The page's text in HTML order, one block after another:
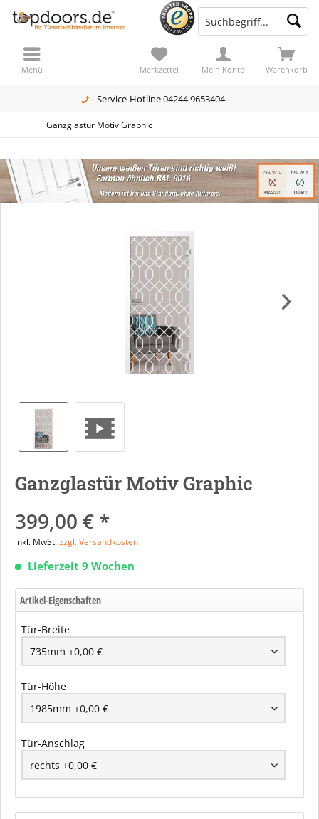
Service-Hotline 04244 9653404
Warenkorb
Merkzettel Mein Konto
Menü
Ganzglastür Motiv Graphic
Ganzglastür Motiv Graphic
399,00 € *
inkl. MwSt.zzgl. Versandkosten
Lieferzeit 9 Wochen
Artikel-Eigenschaften
Tür-Breite
Tür-Höhe
Tür-Anschlag